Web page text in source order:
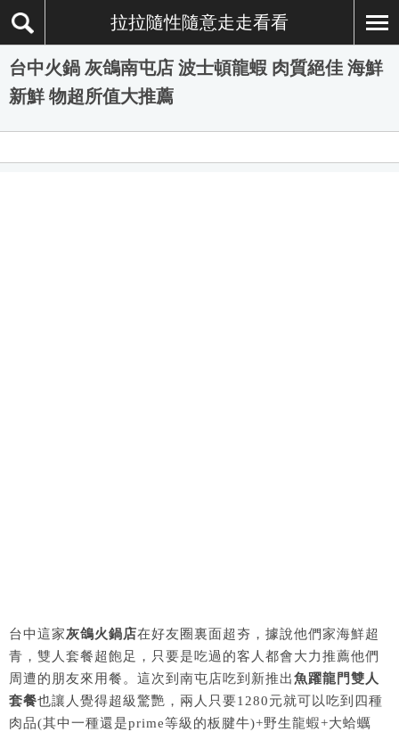
拉拉隨性隨意走走看看
台中火鍋 灰鴿南屯店 波士頓龍蝦 肉質絕佳 海鮮
新鮮 物超所值大推薦
台中這家灰鴿火鍋店在好友圈裏面超夯，據說他們家海鮮超
青，雙人套餐超飽足，只要是吃過的客人都會大力推薦他們
周遭的朋友來用餐。這次到南屯店吃到新推出魚躍龍門雙人
套餐也讓人覺得超級驚艷，兩人只要1280元就可以吃到四種
肉品(其中一種還是prime等級的板腱牛)+野生龍蝦+大蛤蠣